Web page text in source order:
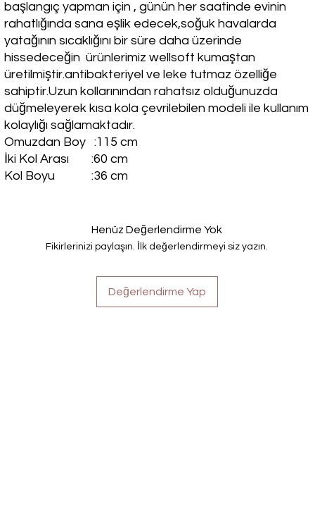
başlangıç yapman için , günün her saatinde evinin
rahatlığında sana eşlik edecek,soğuk havalarda
yatağının sıcaklığını bir süre daha üzerinde
hissedeceğin ürünlerimiz wellsoft kumaştan
üretilmiştir.antibakteriyel ve leke tutmaz özelliğe
sahiptir.Uzun kollarınından rahatsız olduğunuzda
düğmeleyerek kısa kola çevrilebilen modeli ile kullanım
kolaylığı sağlamaktadır.
Omuzdan Boy :115 cm
İki Kol Arası :60 cm
Kol Boyu :36 cm
Henüz Değerlendirme Yok
Fikirlerinizi paylaşın. İlk değerlendirmeyi siz yazın.
Değerlendirme Yap